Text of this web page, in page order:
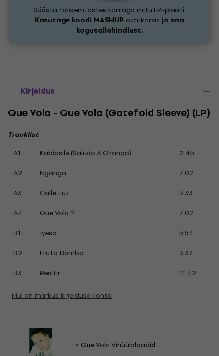
Säästa rohkem, ostes korraga mitu LP-plaati.
Kasutage koodi MASHUP ostukorvis ja saa
kogusallahindlust.
Kirjeldus
Que Vola - Que Vola (Gatefold Sleeve) (LP)
Tracklist
A1
Kabiosile (Saludo A Chango)
2:45
A2
Nganga
7:02
A3
Calle Luz
3:33
A4
Que Vola ?
7:02
B1
Iyesa
5:54
B2
Fruta Bomba
3:37
B3
Resitir 11:42
Mul on märkus kirjelduse kohta
Que Vola Vinüülplaadid